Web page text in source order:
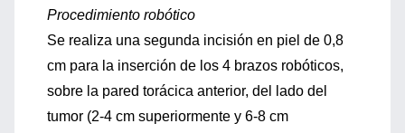
Procedimiento robótico
Se realiza una segunda incisión en piel de 0,8
cm para la inserción de los 4 brazos robóticos,
sobre la pared torácica anterior, del lado del
tumor (2-4 cm superiormente y 6-8 cm